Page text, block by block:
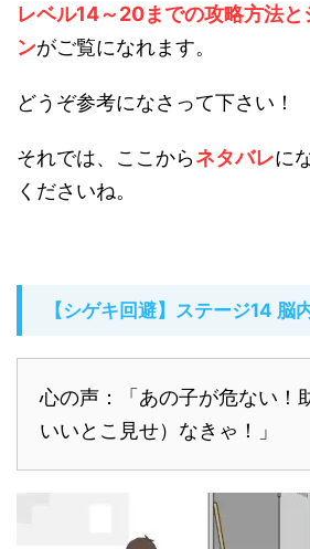
レベル14～20までの攻略方法と
ンがご覧になれます。
どうぞ参考になさって下さい！
それでは、ここからネタバレに
くださいね。
【シゲキ回避】ステージ14 脳
心の声：「あの子が危ない！
いいとこ見せ）なきゃ！」